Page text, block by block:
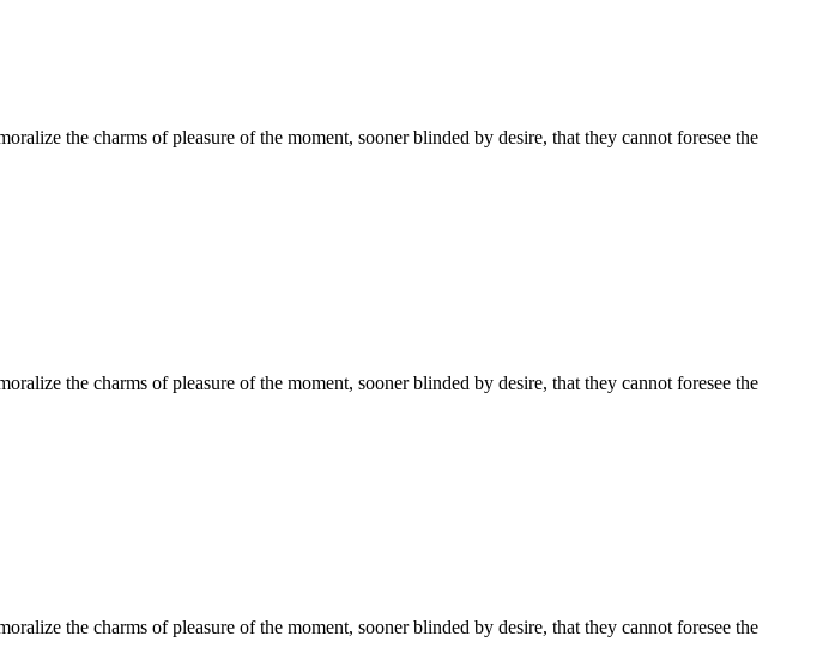
the charms of pleasure of the moment, sooner blinded by desire, that they cannot foresee the
the charms of pleasure of the moment, sooner blinded by desire, that they cannot foresee the
the charms of pleasure of the moment, sooner blinded by desire, that they cannot foresee the